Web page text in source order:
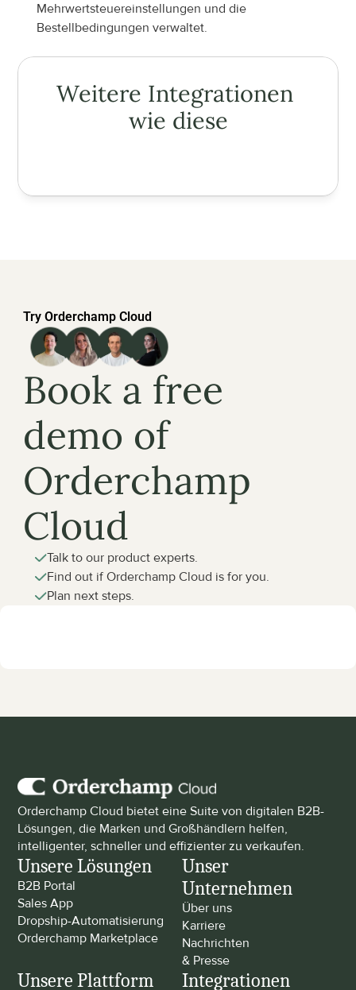
Mehrwertsteuereinstellungen und die
Bestellbedingungen verwaltet.
Weitere Integrationen
wie diese
Try Orderchamp Cloud
Book a free
demo of
Orderchamp
Cloud
Talk to our product experts.
Find out if Orderchamp Cloud is for you.
Plan next steps.
Orderchamp Cloud bietet eine Suite von digitalen B2B-
Lösungen, die Marken und Großhändlern helfen,
intelligenter, schneller und effizienter zu verkaufen.
Unsere Lösungen
B2B Portal
Sales App
Dropship-Automatisierung
Orderchamp Marketplace
Unser
Unternehmen
Über uns
Karriere
Nachrichten
& Presse
Unsere Plattform Integrationen